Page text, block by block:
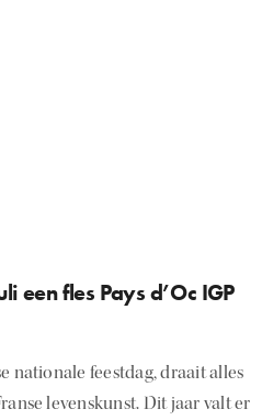
een fles Pays d’Oc IGP
nationale feestdag, draait alles
levenskunst. Dit jaar valt er